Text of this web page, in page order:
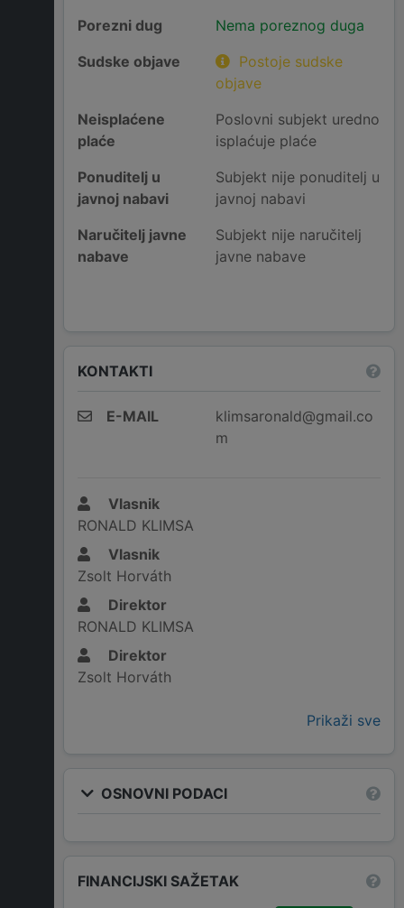
Porezni dug
Nema poreznog duga
Sudske objave
Postoje sudske
objave
Neisplaćene
plaće
Poslovni subjekt uredno
isplaćuje plaće
Ponuditelj u
javnoj nabavi
Subjekt nije ponuditelj u
javnoj nabavi
Naručitelj javne
nabave
Subjekt nije naručitelj
javne nabave
KONTAKTI
E-MAIL
klimsaronald@gmail.co
m
Vlasnik
RONALD KLIMSA
Vlasnik
Zsolt Horváth
Direktor
RONALD KLIMSA
Direktor
Zsolt Horváth
Prikaži sve
OSNOVNI PODACI
FINANCIJSKI SAŽETAK